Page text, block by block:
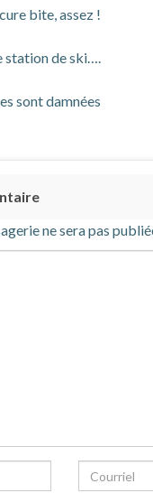
bite, assez !
station de ski….
sont damnées
ne sera pas